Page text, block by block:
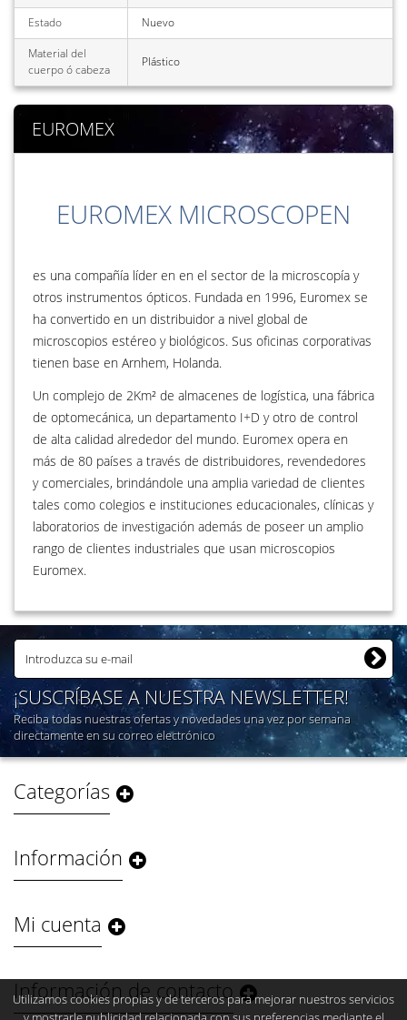
Estado
Nuevo
Material del
cuerpo ó cabeza
Plástico
EUROMEX
EUROMEX MICROSCOPEN
es una compañía líder en en el sector de la microscopía y
otros instrumentos ópticos. Fundada en 1996, Euromex se
ha convertido en un distribuidor a nivel global de
microscopios estéreo y biológicos. Sus oficinas corporativas
tienen base en Arnhem, Holanda.
Un complejo de 2Km² de almacenes de logística, una fábrica
de optomecánica, un departamento I+D y otro de control
de alta calidad alrededor del mundo. Euromex opera en
más de 80 países a través de distribuidores, revendedores
y comerciales, brindándole una amplia variedad de clientes
tales como colegios e instituciones educacionales, clínicas y
laboratorios de investigación además de poseer un amplio
rango de clientes industriales que usan microscopios
Euromex.
¡SUSCRÍBASE A NUESTRA NEWSLETTER!
Reciba todas nuestras ofertas y novedades una vez por semana
directamente en su correo electrónico
Categorías
Información
Mi cuenta
Información de contacto
Utilizamos cookies propias y de terceros para mejorar nuestros servicios